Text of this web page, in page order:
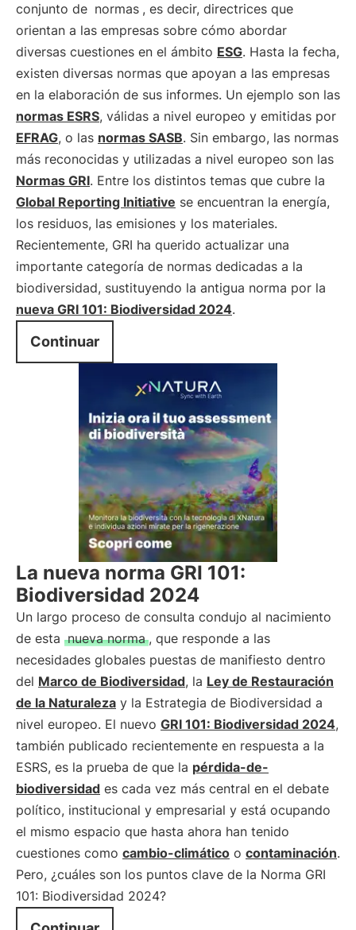
conjunto de normas , es decir, directrices que
orientan a las empresas sobre cómo abordar
diversas cuestiones en el ámbito ESG. Hasta la fecha,
existen diversas normas que apoyan a las empresas
en la elaboración de sus informes. Un ejemplo son las
normas ESRS, válidas a nivel europeo y emitidas por
EFRAG, o las normas SASB. Sin embargo, las normas
más reconocidas y utilizadas a nivel europeo son las
Normas GRI. Entre los distintos temas que cubre la
Global Reporting Initiative se encuentran la energía,
los residuos, las emisiones y los materiales.
Recientemente, GRI ha querido actualizar una
importante categoría de normas dedicadas a la
biodiversidad, sustituyendo la antigua norma por la
nueva GRI 101: Biodiversidad 2024.
Continuar
La nueva norma GRI 101:
Biodiversidad 2024
Un largo proceso de consulta condujo al nacimiento
de esta nueva norma , que responde a las
necesidades globales puestas de manifiesto dentro
del Marco de Biodiversidad, la Ley de Restauración
de la Naturaleza y la Estrategia de Biodiversidad a
nivel europeo. El nuevo GRI 101: Biodiversidad 2024,
también publicado recientemente en respuesta a la
ESRS, es la prueba de que la pérdida-de-
biodiversidad es cada vez más central en el debate
político, institucional y empresarial y está ocupando
el mismo espacio que hasta ahora han tenido
cuestiones como cambio-climático o contaminación.
Pero, ¿cuáles son los puntos clave de la Norma GRI
101: Biodiversidad 2024?